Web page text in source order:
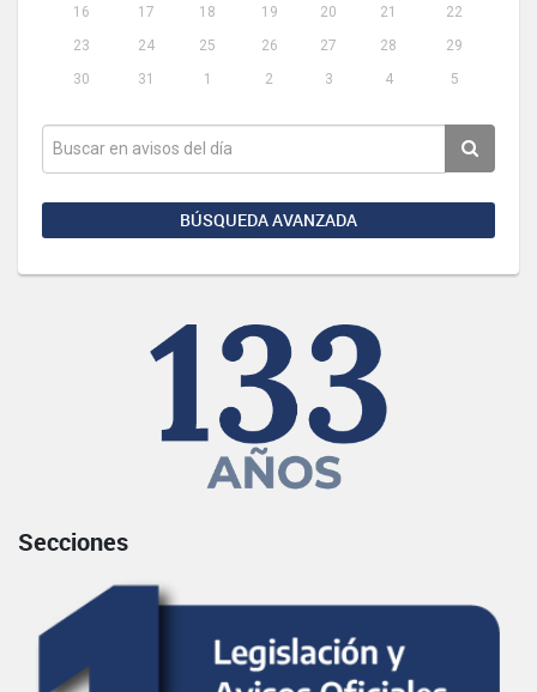
16
17 18 19 20 21
22
23
24 25 26 27 28
29
30
31 1 2 3 4 5
BÚSQUEDA AVANZADA
Secciones